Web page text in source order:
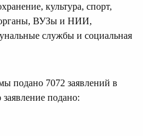
культура, спорт,
ВУЗы и НИИ,
службы и социальная
подано 7072 заявлений в
подано: